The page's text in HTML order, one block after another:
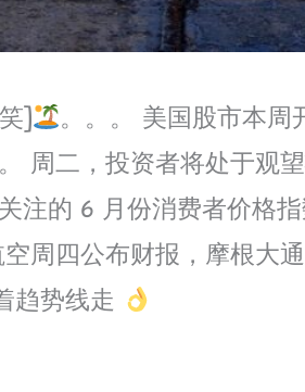
]
。。。 美国股市本周
周二，投资者将处于观
注的 6 月份消费者价格
周四公布财报，摩根大
趋势线走